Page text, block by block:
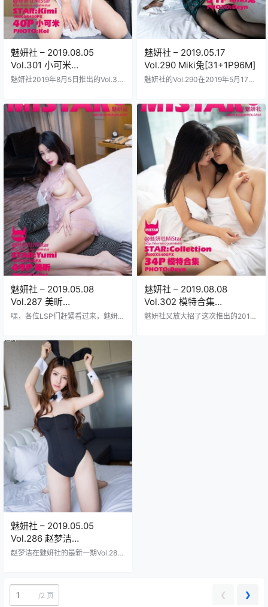
魅妍社 – 2019.08.05
Vol.301 小可米
Kimi[40+1P105M]
魅妍社2019年8月5日推出的Vol.30
下载起来贼方便；小可米Kimi那张
脸蛋儿精致得跟瓷娃娃似的皮肤白
嫩眼睛水汪汪笑起来甜死人身材曲
线玲珑前凸后翘穿啥衣服都hold得
住从清纯连衣裙到性感比基尼各种
风格切换自如看得人热血沸腾；摄
影师把光线角度调得恰到好处背景
布置也挺讲究比如复古沙发和花束
道具增添了不少氛围感；这套图集
里小可…
魅妍社 – 2019.05.17
Vol.290 Miki兔[31+1P96M]
魅妍社的Vol.290在2019年5月17日
图片再加一张神秘福利总容量96M
大小文件虽小但内容爆炸绝对让各
位LSP看得过瘾Miki兔这妹子脸蛋精
致得像画出来似的皮肤白嫩透亮身
材曲线凹凸有致穿上一套白色蕾丝
内衣搭配黑色渔网袜那视觉效果简
直撩人心弦她在镜头前玩转各种姿
势一会儿慵懒地躺在复古沙发上眼
神迷离充满诱惑一会儿又蹦跳起来
头上的兔耳…
魅妍社 – 2019.05.08
Vol.287 美昕
Yumi[49+1P158M]
嘿，各位LSP们赶紧看过来，魅妍社
是盖的，49张高清大图再加一张独
家福利照塞进包里，总共158M的体
积下起来嗖嗖快；美昕那张脸蛋儿
精致得跟瓷娃娃似的，眼睛水汪汪
的会勾魂儿，身材曲线凹凸有致穿
啥都hold住，海滩场景里她套着碎
花比基尼躺在白沙上，阳光洒下来
皮肤透亮透亮的连汗珠都看得清；
室内棚拍部分更绝，黑丝吊带袜配
高跟鞋扭…
魅妍社 – 2019.08.08
Vol.302 模特合集
[34+1P199M]
魅妍社又放大招了这次推出的2019.
魅妍社 – 2019.05.05
Vol.286 赵梦洁
[46+1P132M]
赵梦洁在魅妍社的最新一期Vol.286
才132MB下载起来超级方便；她的
镜头表现力绝了，穿着那件飘逸的
/2 页 ❮ ❯